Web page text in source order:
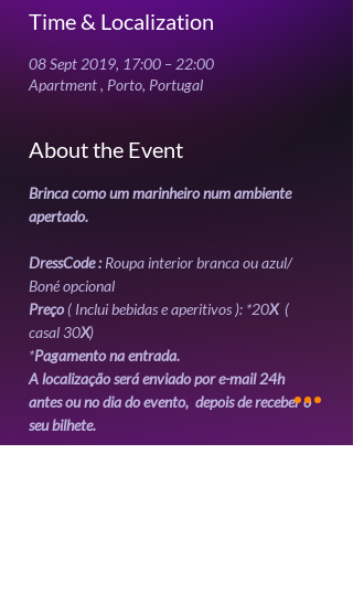
Time & Localization
08 Sept 2019, 17:00 – 22:00
Apartment , Porto, Portugal
About the Event
Brinca como um marinheiro num ambiente
apertado.
DressCode : Roupa interior branca ou azul/
Boné opcional
Preço ( Inclui bebidas e aperitivos ): *20X (
casal 30X)
*Pagamento na entrada.
A localização será enviado por e-mail 24h
antes ou no dia do evento,  depois de receber o
seu bilhete.